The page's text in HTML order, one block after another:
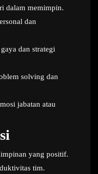
dalam memimpin.
dan
dan strategi
solving dan
jabatan atau
yang positif.
tim.